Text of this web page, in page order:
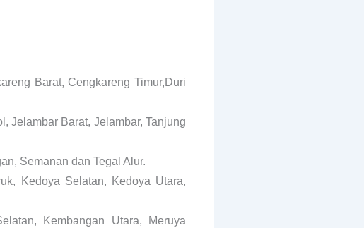
Barat, Cengkareng Timur,Duri
Jelambar Barat, Jelambar, Tanjung
Semanan dan Tegal Alur.
Kedoya Selatan, Kedoya Utara,
Kembangan Utara, Meruya